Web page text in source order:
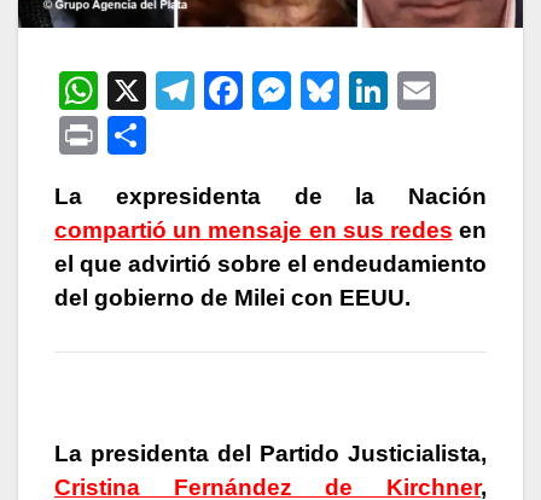
W
h
at
s
A
p
p
X
T
gr
a
m
F
e
b
o
k
M
s
e
n
er
Bl
s
k
y
Li
e
dI
n
P
nt m
p
ar
La expresidenta de la Nación
compartió un mensaje en sus redes en
el que advirtió sobre el endeudamiento
del gobierno de Milei con EEUU.
La presidenta del Partido Justicialista,
Cristina Fernández de Kirchner,